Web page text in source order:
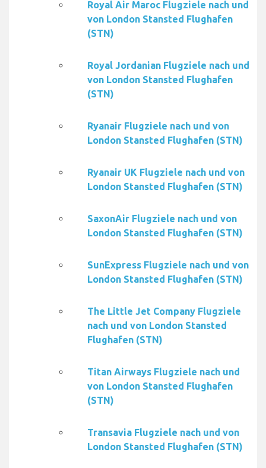
Royal Air Maroc Flugziele nach und
von London Stansted Flughafen
(STN)
Royal Jordanian Flugziele nach und
von London Stansted Flughafen
(STN)
Ryanair Flugziele nach und von
London Stansted Flughafen (STN)
Ryanair UK Flugziele nach und von
London Stansted Flughafen (STN)
SaxonAir Flugziele nach und von
London Stansted Flughafen (STN)
SunExpress Flugziele nach und von
London Stansted Flughafen (STN)
The Little Jet Company Flugziele
nach und von London Stansted
Flughafen (STN)
Titan Airways Flugziele nach und
von London Stansted Flughafen
(STN)
Transavia Flugziele nach und von
London Stansted Flughafen (STN)